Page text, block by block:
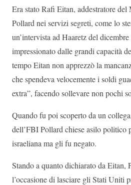
Era stato Rafi Eitan, addestratore del
Pollard nei servizi segreti, come lo
un’intervista ad Haaretz del
impressionato dalle grandi capacità
tempo Eitan non apprezzò la
che spendeva velocemente i soldi
extra”, facendo sollevare non pochi
Quando fu poi scoperto da un
dell’FBI Pollard chiese asilo politico
israeliana ma gli fu negato.
Stando a quanto dichiarato da Eitan,
l’occasione di lasciare gli Stati Uniti